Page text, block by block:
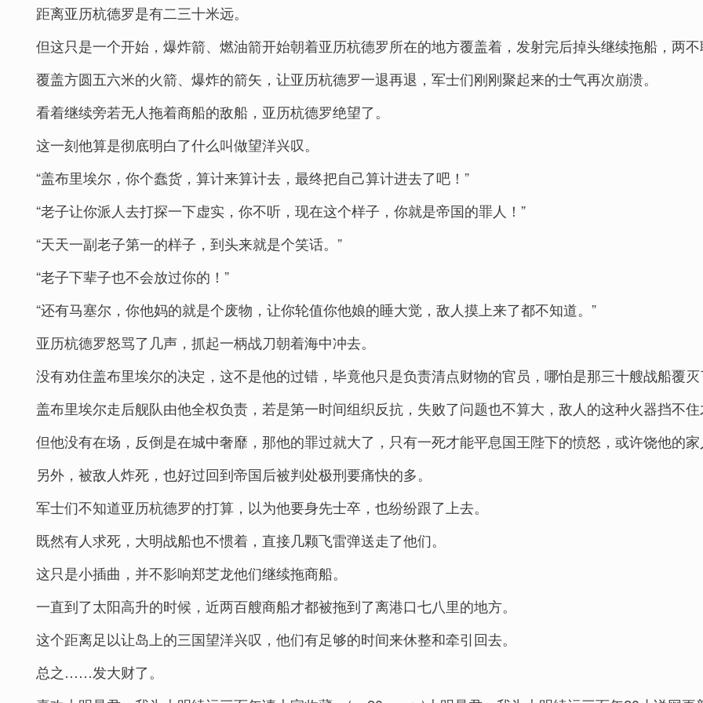
距离亚历杭德罗是有二三十米远。
但这只是一个开始，爆炸箭、燃油箭开始朝着亚历杭德罗所在的地方覆盖着，发射完后掉头继续拖船，两
覆盖方圆五六米的火箭、爆炸的箭矢，让亚历杭德罗一退再退，军士们刚刚聚起来的士气再次崩溃。
看着继续旁若无人拖着商船的敌船，亚历杭德罗绝望了。
这一刻他算是彻底明白了什么叫做望洋兴叹。
“盖布里埃尔，你个蠢货，算计来算计去，最终把自己算计进去了吧！”
“老子让你派人去打探一下虚实，你不听，现在这个样子，你就是帝国的罪人！”
“天天一副老子第一的样子，到头来就是个笑话。”
“老子下辈子也不会放过你的！”
“还有马塞尔，你他妈的就是个废物，让你轮值你他娘的睡大觉，敌人摸上来了都不知道。”
亚历杭德罗怒骂了几声，抓起一柄战刀朝着海中冲去。
没有劝住盖布里埃尔的决定，这不是他的过错，毕竟他只是负责清点财物的官员，哪怕是那三十艘战船覆
盖布里埃尔走后舰队由他全权负责，若是第一时间组织反抗，失败了问题也不算大，敌人的这种火器挡不
但他没有在场，反倒是在城中奢靡，那他的罪过就大了，只有一死才能平息国王陛下的愤怒，或许饶他的
另外，被敌人炸死，也好过回到帝国后被判处极刑要痛快的多。
军士们不知道亚历杭德罗的打算，以为他要身先士卒，也纷纷跟了上去。
既然有人求死，大明战船也不惯着，直接几颗飞雷弹送走了他们。
这只是小插曲，并不影响郑芝龙他们继续拖商船。
一直到了太阳高升的时候，近两百艘商船才都被拖到了离港口七八里的地方。
这个距离足以让岛上的三国望洋兴叹，他们有足够的时间来休整和牵引回去。
总之……发大财了。